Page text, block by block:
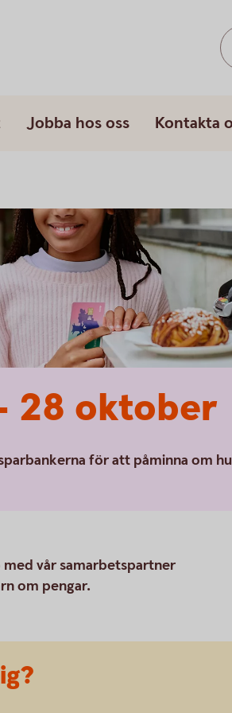
Jobba hos oss Kontakta
28 oktober
för att påminna om
med vår samarbetspartner
om pengar.